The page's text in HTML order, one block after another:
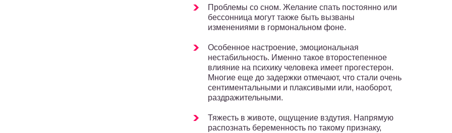
Проблемы со сном. Желание спать постоянно или
бессонница могут также быть вызваны
изменениями в гормональном фоне.
Особенное настроение, эмоциональная
нестабильность. Именно такое второстепенное
влияние на психику человека имеет прогестерон.
Многие еще до задержки отмечают, что стали очень
сентиментальными и плаксивыми или, наоборот,
раздражительными.
Тяжесть в животе, ощущение вздутия. Напрямую
распознать беременность по такому признаку,